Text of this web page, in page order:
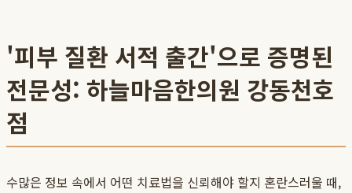
'피부 질환 서적 출간'으로 증명된
전문성: 하늘마음한의원 강동천호
점
수많은 정보 속에서 어떤 치료법을 신뢰해야 할지 혼란스러울 때,